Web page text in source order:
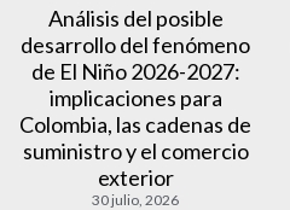
Análisis del posible
desarrollo del fenómeno
de El Niño 2026-2027:
implicaciones para
Colombia, las cadenas de
suministro y el comercio
exterior
30 julio, 2026